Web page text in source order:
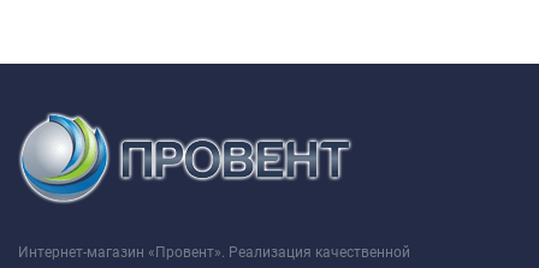
Интернет-магазин «Провент». Реализация качественной